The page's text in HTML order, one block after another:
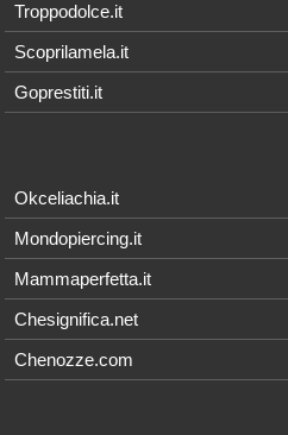
Troppodolce.it
Scoprilamela.it
Goprestiti.it
Okceliachia.it
Mondopiercing.it
Mammaperfetta.it
Chesignifica.net
Chenozze.com